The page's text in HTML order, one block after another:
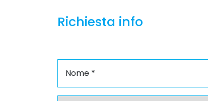
Richiesta info